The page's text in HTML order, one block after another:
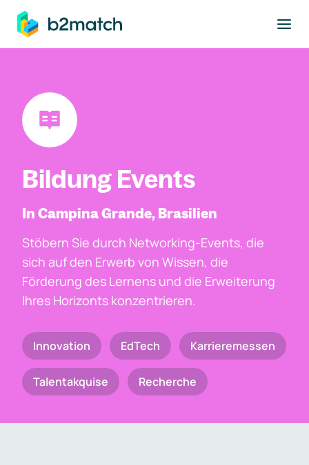
springen
Bildung Events
In Campina Grande, Brasilien
Stöbern Sie durch Networking-Events, die
sich auf den Erwerb von Wissen, die
Förderung des Lernens und die Erweiterung
Ihres Horizonts konzentrieren.
Innovation EdTech Karrieremessen
Talentakquise Recherche